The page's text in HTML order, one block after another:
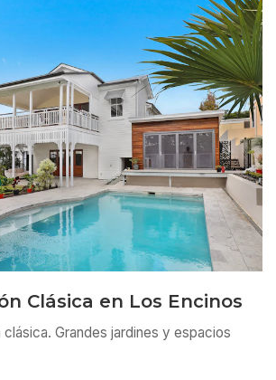
Clásica en Los Encinos
clásica. Grandes jardines y espacios